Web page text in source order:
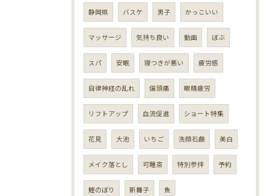
静岡県 バスケ 男子 かっこいい
マッサージ 気持ち良い 動画 ぼぶ
スパ 安眠 寝つきが悪い 疲労感
自律神経の乱れ 偏頭痛 眼精疲労
リフトアップ 血流促進 ショート特集
花見 大池 いちご 洗顔石鹸 美白
メイク落とし 可睡斎 特別参拝 予約
鯉のぼり 新舞子 魚